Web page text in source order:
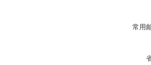
常用